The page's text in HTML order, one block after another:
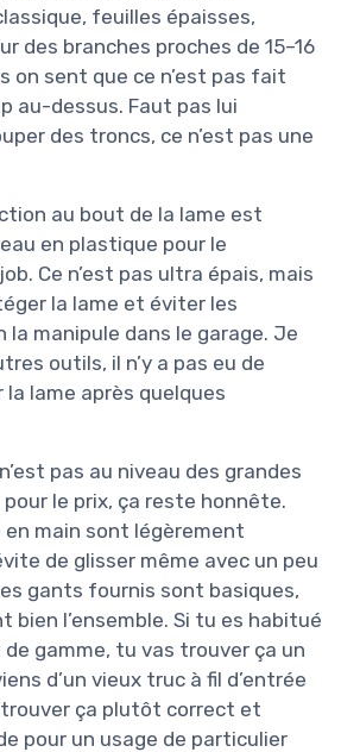
feuilles épaisses,
des branches proches de 15–16
on sent que ce n’est pas fait
au-dessus. Faut pas lui
des troncs, ce n’est pas une
au bout de la lame est
en plastique pour le
Ce n’est pas ultra épais, mais
la lame et éviter les
la manipule dans le garage. Je
outils, il n’y a pas eu de
lame après quelques
pas au niveau des grandes
le prix, ça reste honnête.
en main sont légèrement
de glisser même avec un peu
gants fournis sont basiques,
bien l’ensemble. Si tu es habitué
gamme, tu vas trouver ça un
d’un vieux truc à fil d’entrée
ça plutôt correct et
pour un usage de particulier